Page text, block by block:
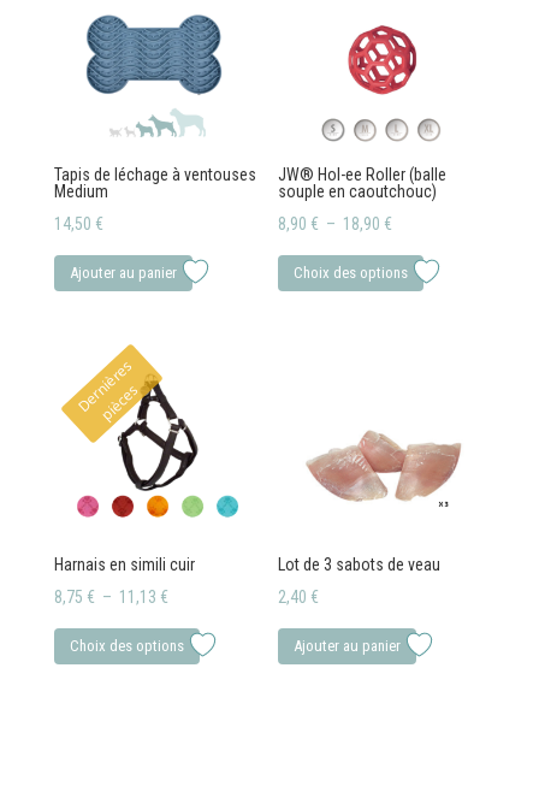
Tapis de léchage à ventouses
Medium
14,50 €
Ajouter au panier
JW® Hol-ee Roller (balle
souple en caoutchouc)
8,90 € – 18,90 €
de
prix :
Choix des options
options
peuvent
être
sur
D
e
r
n
i
è
r
e
s
p
i
è
c
e
s
Harnais en simili cuir
8,75 € – 11,13 €Plage
de
prix :
Choix des options
produit
Lot de 3 sabots de veau
2,40 €
Ajouter au panier